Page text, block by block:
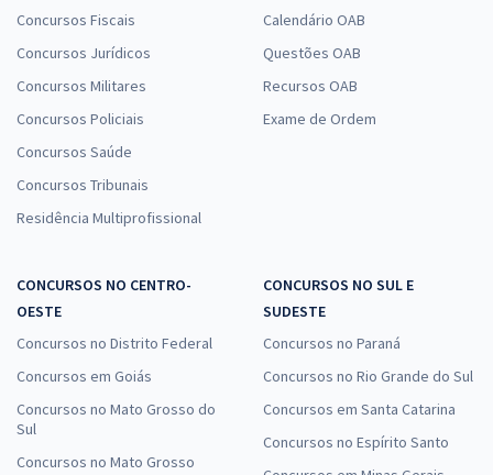
Trabalho Substituto (Pré-Edital)
Economize R$ 179,78 (-20%)
TRT 2ª Região (SP) - Tribunal Regional do Trabalho - M13 - Analista
Judiciário - Área Apoio Especializado - Especialidade Tecnologia da
Informação (Pré-Edital)
à vista
ou 12x de
Concursos Fiscais
Concursos Jurídicos
Concursos Militares
Concursos Policiais
Concursos Saúde
Concursos Tribunais
Residência Multiprofissional
Calendário OAB
Questões OAB
Recursos OAB
Exame de Ordem
CONCURSOS NO CENTRO-
OESTE
Concursos no Distrito Federal
Concursos em Goiás
Concursos no Mato Grosso do
Sul
Concursos no Mato Grosso
CONCURSOS NO SUL E
SUDESTE
Concursos no Paraná
Concursos no Rio Grande do Sul
Concursos em Santa Catarina
Concursos no Espírito Santo